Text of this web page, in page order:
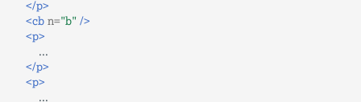
</p>
<cb n="b" />
<p>
</p>
<p>